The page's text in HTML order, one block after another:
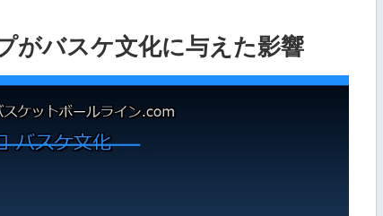
がバスケ文化に与えた影響